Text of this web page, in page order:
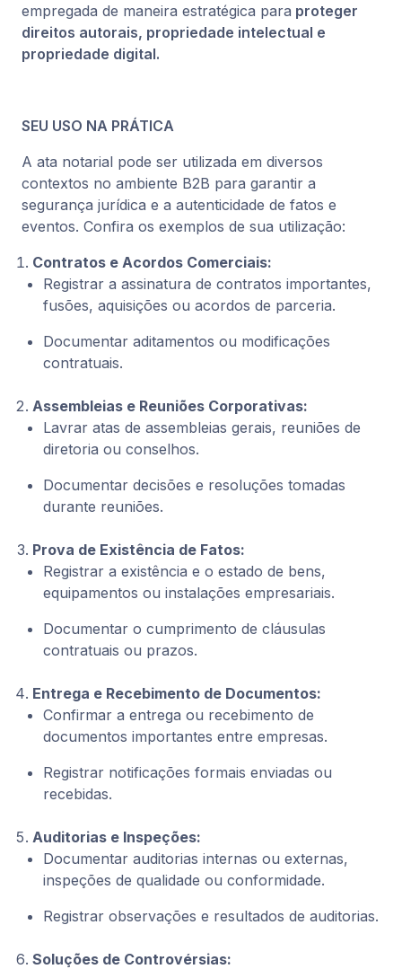
empregada de maneira estratégica para proteger
direitos autorais, propriedade intelectual e
propriedade digital.
SEU USO NA PRÁTICA
A ata notarial pode ser utilizada em diversos
contextos no ambiente B2B para garantir a
segurança jurídica e a autenticidade de fatos e
eventos. Confira os exemplos de sua utilização:
Contratos e Acordos Comerciais:
Registrar a assinatura de contratos importantes,
fusões, aquisições ou acordos de parceria.
Documentar aditamentos ou modificações
contratuais.
Assembleias e Reuniões Corporativas:
Lavrar atas de assembleias gerais, reuniões de
diretoria ou conselhos.
Documentar decisões e resoluções tomadas
durante reuniões.
Prova de Existência de Fatos:
Registrar a existência e o estado de bens,
equipamentos ou instalações empresariais.
Documentar o cumprimento de cláusulas
contratuais ou prazos.
Entrega e Recebimento de Documentos:
Confirmar a entrega ou recebimento de
documentos importantes entre empresas.
Registrar notificações formais enviadas ou
recebidas.
Auditorias e Inspeções:
Documentar auditorias internas ou externas,
inspeções de qualidade ou conformidade.
Registrar observações e resultados de auditorias.
Soluções de Controvérsias: